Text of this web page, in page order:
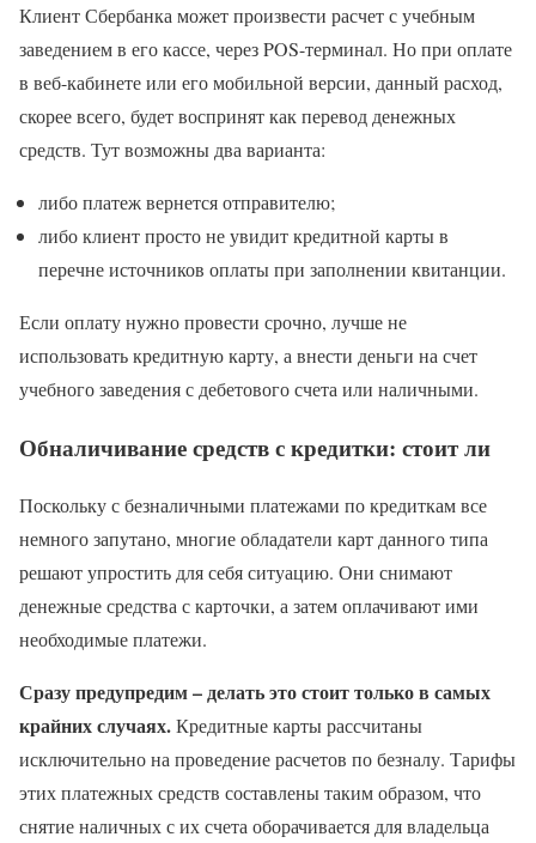
Клиент Сбербанка может произвести расчет с учебным
заведением в его кассе, через POS-терминал. Но при оплате
в веб-кабинете или его мобильной версии, данный расход,
скорее всего, будет воспринят как перевод денежных
средств. Тут возможны два варианта:
либо платеж вернется отправителю;
либо клиент просто не увидит кредитной карты в
перечне источников оплаты при заполнении квитанции.
Если оплату нужно провести срочно, лучше не
использовать кредитную карту, а внести деньги на счет
учебного заведения с дебетового счета или наличными.
Обналичивание средств с кредитки: стоит ли
Поскольку с безналичными платежами по кредиткам все
немного запутано, многие обладатели карт данного типа
решают упростить для себя ситуацию. Они снимают
денежные средства с карточки, а затем оплачивают ими
необходимые платежи.
Сразу предупредим – делать это стоит только в самых
крайних случаях.Кредитные карты рассчитаны
исключительно на проведение расчетов по безналу. Тарифы
этих платежных средств составлены таким образом, что
снятие наличных с их счета оборачивается для владельца